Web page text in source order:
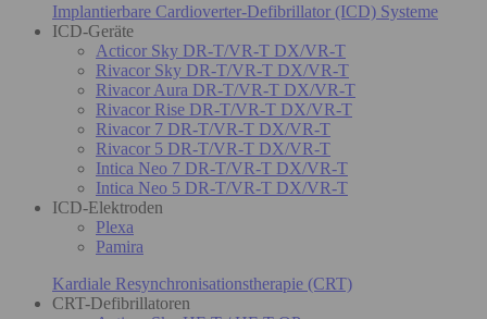
Implantierbare Cardioverter-Defibrillator (ICD) Systeme
ICD-Geräte
Acticor Sky DR-T/VR-T DX/VR-T
Rivacor Sky DR-T/VR-T DX/VR-T
Rivacor Aura DR-T/VR-T DX/VR-T
Rivacor Rise DR-T/VR-T DX/VR-T
Rivacor 7 DR-T/VR-T DX/VR-T
Rivacor 5 DR-T/VR-T DX/VR-T
Intica Neo 7 DR-T/VR-T DX/VR-T
Intica Neo 5 DR-T/VR-T DX/VR-T
ICD-Elektroden
Plexa
Pamira
Kardiale Resynchronisationstherapie (CRT)
CRT-Defibrillatoren